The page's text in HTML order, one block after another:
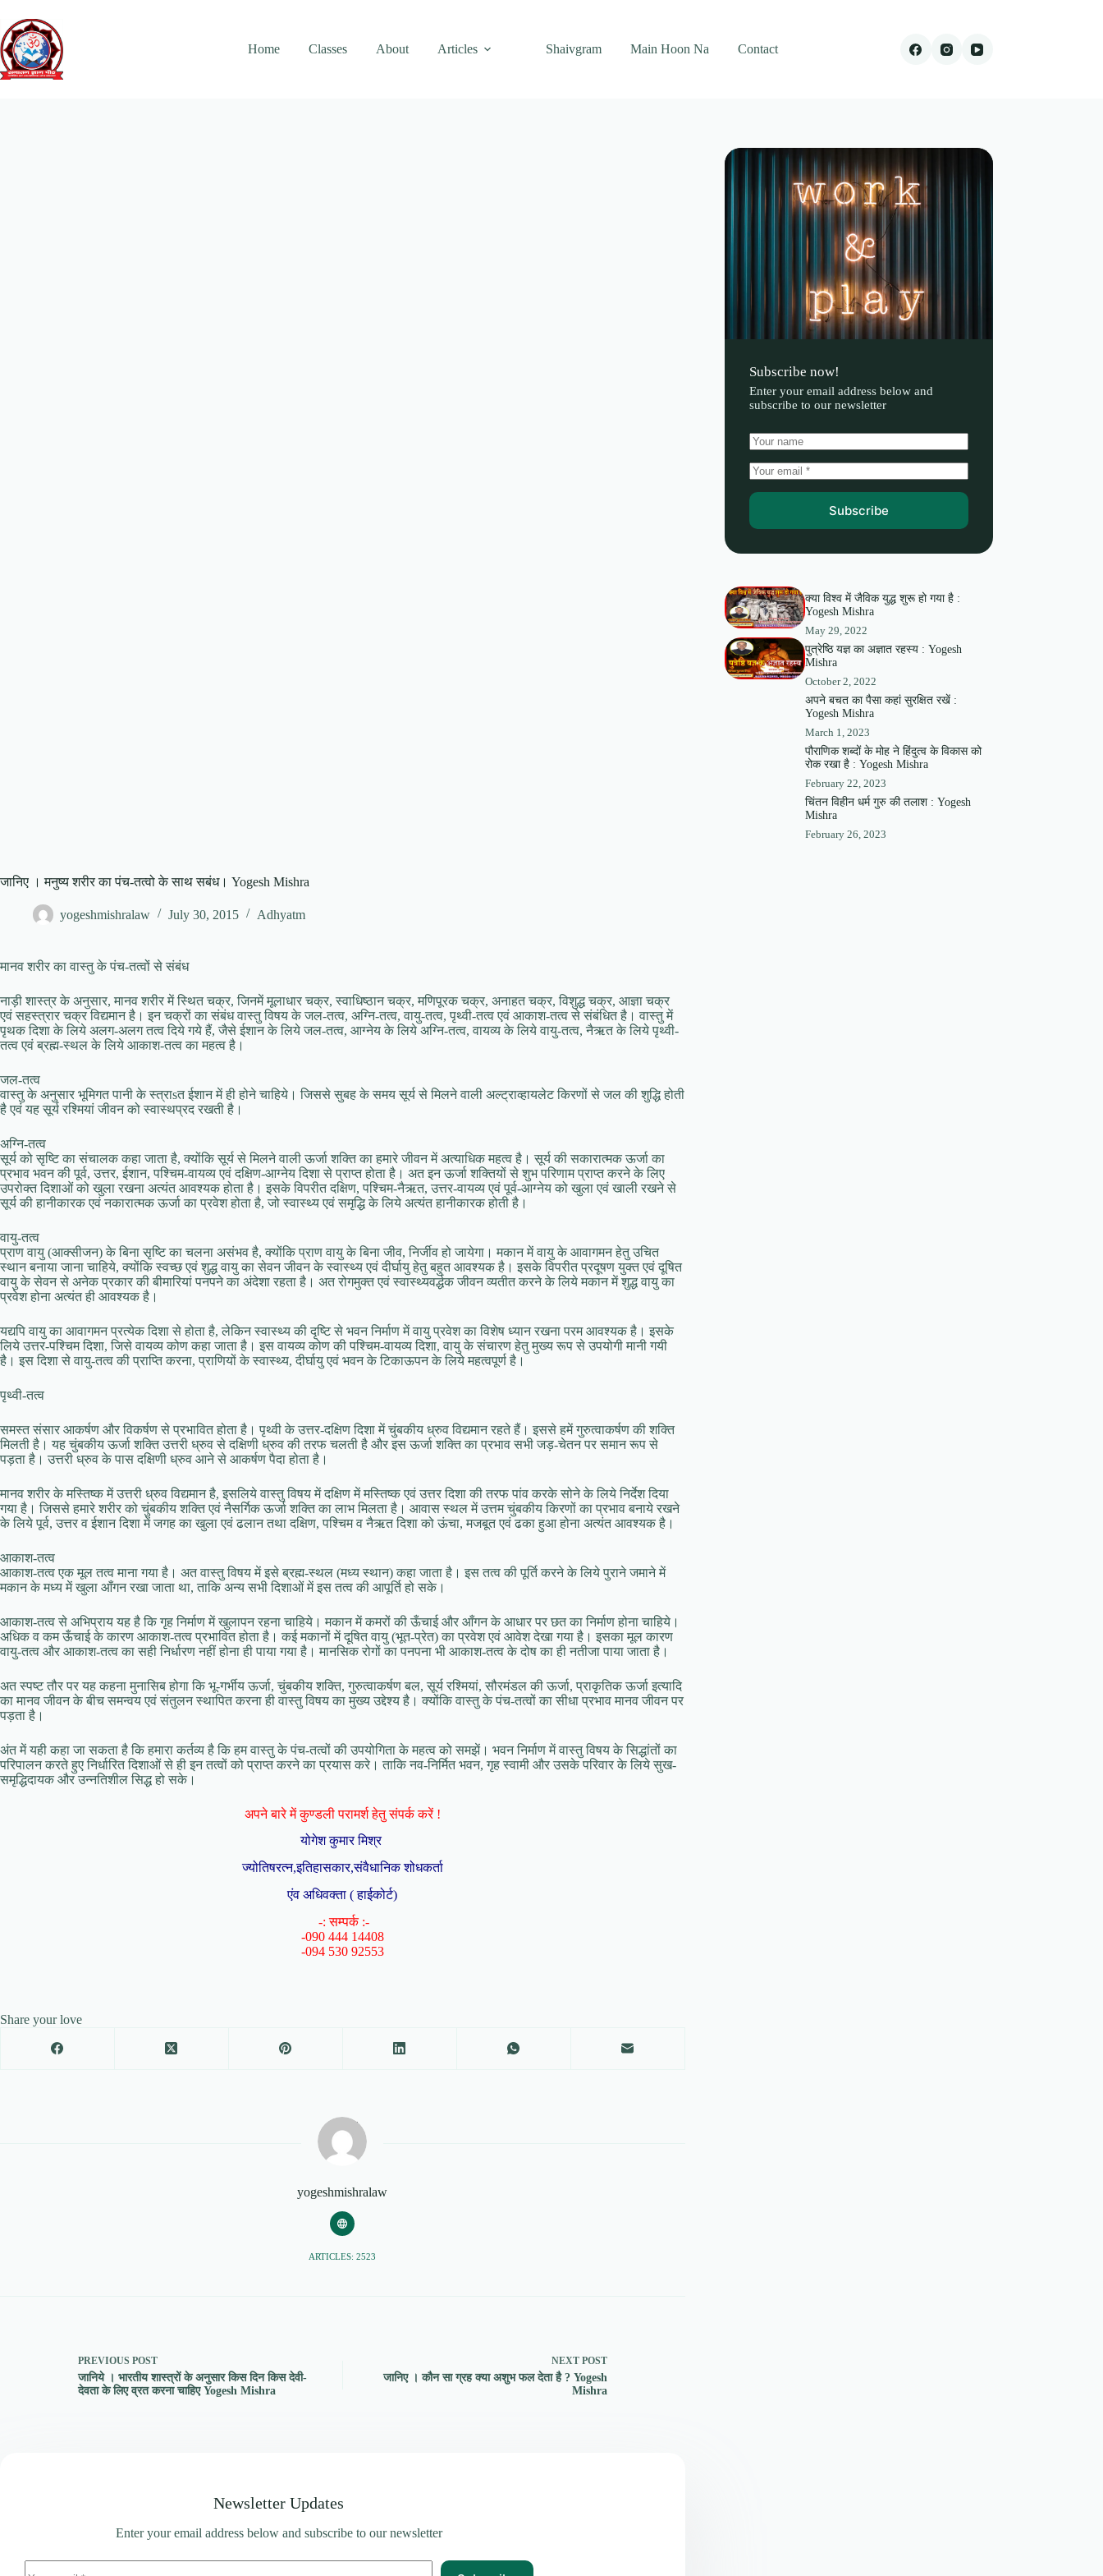
content
Home
Classes About Articles Shaivgram Main Hoon Na Contact
जानिए । मनुष्य शरीर का पंच-तत्वो के साथ सबंध। Yogesh Mishra
yogeshmishralaw July 30, 2015 Adhyatm
मानव शरीर का वास्तु के पंच-तत्वों से संबंध
नाड़ी शास्त्र के अनुसार, मानव शरीर में स्थित चक्र, जिनमें मूलाधार चक्र, स्वाधिष्ठान चक्र, मणिपूरक चक्र, अनाहत चक्र, विशुद्ध चक्र, आज्ञा चक्र
एवं सहस्त्रार चक्र विद्यमान है। इन चक्रों का संबंध वास्तु विषय के जल-तत्व, अग्नि-तत्व, वायु-तत्व, पृथ्वी-तत्व एवं आकाश-तत्व से संबंधित है। वास्तु में
पृथक दिशा के लिये अलग-अलग तत्व दिये गये हैं, जैसे ईशान के लिये जल-तत्व, आग्नेय के लिये अग्नि-तत्व, वायव्य के लिये वायु-तत्व, नैऋत के लिये पृथ्वी-
तत्व एवं ब्रह्म-स्थल के लिये आकाश-तत्व का महत्व है।
जल-तत्व
वास्तु के अनुसार भूमिगत पानी के स्त्राsत ईशान में ही होने चाहिये। जिससे सुबह के समय सूर्य से मिलने वाली अल्ट्राव्हायलेट किरणों से जल की शुद्धि होती
है एवं यह सूर्य रश्मियां जीवन को स्वास्थप्रद रखती है।
अग्नि-तत्व
सूर्य को सृष्टि का संचालक कहा जाता है, क्योंकि सूर्य से मिलने वाली ऊर्जा शक्ति का हमारे जीवन में अत्याधिक महत्व है। सूर्य की सकारात्मक ऊर्जा का
प्रभाव भवन की पूर्व, उत्तर, ईशान, पश्चिम-वायव्य एवं दक्षिण-आग्नेय दिशा से प्राप्त होता है। अत इन ऊर्जा शक्तियों से शुभ परिणाम प्राप्त करने के लिए
उपरोक्त दिशाओं को खुला रखना अत्यंत आवश्यक होता है। इसके विपरीत दक्षिण, पश्चिम-नैऋत, उत्तर-वायव्य एवं पूर्व-आग्नेय को खुला एवं खाली रखने से
सूर्य की हानीकारक एवं नकारात्मक ऊर्जा का प्रवेश होता है, जो स्वास्थ्य एवं समृद्धि के लिये अत्यंत हानीकारक होती है।
वायु-तत्व
प्राण वायु (आक्सीजन) के बिना सृष्टि का चलना असंभव है, क्योंकि प्राण वायु के बिना जीव, निर्जीव हो जायेगा। मकान में वायु के आवागमन हेतु उचित
स्थान बनाया जाना चाहिये, क्योंकि स्वच्छ एवं शुद्ध वायु का सेवन जीवन के स्वास्थ्य एवं दीर्घायु हेतु बहुत आवश्यक है। इसके विपरीत प्रदूषण युक्त एवं दूषित
वायु के सेवन से अनेक प्रकार की बीमारियां पनपने का अंदेशा रहता है। अत रोगमुक्त एवं स्वास्थ्यवर्द्धक जीवन व्यतीत करने के लिये मकान में शुद्ध वायु का
प्रवेश होना अत्यंत ही आवश्यक है।
यद्यपि वायु का आवागमन प्रत्येक दिशा से होता है, लेकिन स्वास्थ्य की दृष्टि से भवन निर्माण में वायु प्रवेश का विशेष ध्यान रखना परम आवश्यक है। इसके
लिये उत्तर-पश्चिम दिशा, जिसे वायव्य कोण कहा जाता है। इस वायव्य कोण की पश्चिम-वायव्य दिशा, वायु के संचारण हेतु मुख्य रूप से उपयोगी मानी गयी
है। इस दिशा से वायु-तत्व की प्राप्ति करना, प्राणियों के स्वास्थ्य, दीर्घायु एवं भवन के टिकाऊपन के लिये महत्वपूर्ण है।
पृथ्वी-तत्व
समस्त संसार आकर्षण और विकर्षण से प्रभावित होता है। पृथ्वी के उत्तर-दक्षिण दिशा में चुंबकीय ध्रुव विद्यमान रहते हैं। इससे हमें गुरुत्वाकर्षण की शक्ति
मिलती है। यह चुंबकीय ऊर्जा शक्ति उत्तरी ध्रुव से दक्षिणी ध्रुव की तरफ चलती है और इस ऊर्जा शक्ति का प्रभाव सभी जड़-चेतन पर समान रूप से
पड़ता है। उत्तरी ध्रुव के पास दक्षिणी ध्रुव आने से आकर्षण पैदा होता है।
मानव शरीर के मस्तिष्क में उत्तरी ध्रुव विद्यमान है, इसलिये वास्तु विषय में दक्षिण में मस्तिष्क एवं उत्तर दिशा की तरफ पांव करके सोने के लिये निर्देश दिया
गया है। जिससे हमारे शरीर को चुंबकीय शक्ति एवं नैसर्गिक ऊर्जा शक्ति का लाभ मिलता है। आवास स्थल में उत्तम चुंबकीय किरणों का प्रभाव बनाये रखने
के लिये पूर्व, उत्तर व ईशान दिशा में जगह का खुला एवं ढलान तथा दक्षिण, पश्चिम व नैऋत दिशा को ऊंचा, मजबूत एवं ढका हुआ होना अत्यंत आवश्यक है।
आकाश-तत्व
आकाश-तत्व एक मूल तत्व माना गया है। अत वास्तु विषय में इसे ब्रह्म-स्थल (मध्य स्थान) कहा जाता है। इस तत्व की पूर्ति करने के लिये पुराने जमाने में
मकान के मध्य में खुला आँगन रखा जाता था, ताकि अन्य सभी दिशाओं में इस तत्व की आपूर्ति हो सके।
आकाश-तत्व से अभिप्राय यह है कि गृह निर्माण में खुलापन रहना चाहिये। मकान में कमरों की ऊँचाई और आँगन के आधार पर छत का निर्माण होना चाहिये।
अधिक व कम ऊँचाई के कारण आकाश-तत्व प्रभावित होता है। कई मकानों में दूषित वायु (भूत-प्रेत) का प्रवेश एवं आवेश देखा गया है। इसका मूल कारण
वायु-तत्व और आकाश-तत्व का सही निर्धारण नहीं होना ही पाया गया है। मानसिक रोगों का पनपना भी आकाश-तत्व के दोष का ही नतीजा पाया जाता है।
अत स्पष्ट तौर पर यह कहना मुनासिब होगा कि भू-गर्भीय ऊर्जा, चुंबकीय शक्ति, गुरुत्वाकर्षण बल, सूर्य रश्मियां, सौरमंडल की ऊर्जा, प्राकृतिक ऊर्जा इत्यादि
का मानव जीवन के बीच समन्वय एवं संतुलन स्थापित करना ही वास्तु विषय का मुख्य उद्देश्य है। क्योंकि वास्तु के पंच-तत्वों का सीधा प्रभाव मानव जीवन पर
पड़ता है।
अंत में यही कहा जा सकता है कि हमारा कर्तव्य है कि हम वास्तु के पंच-तत्वों की उपयोगिता के महत्व को समझें। भवन निर्माण में वास्तु विषय के सिद्धांतों का
परिपालन करते हुए निर्धारित दिशाओं से ही इन तत्वों को प्राप्त करने का प्रयास करे। ताकि नव-निर्मित भवन, गृह स्वामी और उसके परिवार के लिये सुख-
समृद्धिदायक और उन्नतिशील सिद्ध हो सके।
अपने बारे में कुण्डली परामर्श हेतु संपर्क करें !
योगेश कुमार मिश्र
ज्योतिषरत्न,इतिहासकार,संवैधानिक शोधकर्ता
एंव अधिवक्ता ( हाईकोर्ट)
-: सम्पर्क :-
-090 444 14408
-094 530 92553
Share your love
yogeshmishralaw
ARTICLES: 2523
PREVIOUS POST
जानिये । भारतीय शास्त्रों के अनुसार किस दिन किस देवी-
देवता के लिए व्रत करना चाहिए Yogesh Mishra
NEXT POST
जानिए । कौन सा ग्रह क्या अशुभ फल देता है ? Yogesh
Mishra
Newsletter Updates
Enter your email address below and subscribe to our newsletter
Subscribe now!
Enter your email address below and
subscribe to our newsletter
Subscribe
क्या विश्व में जैविक युद्ध शुरू हो गया है :
Yogesh Mishra
May 29, 2022
पुत्रेष्ठि यज्ञ का अज्ञात रहस्य : Yogesh
Mishra
October 2, 2022
अपने बचत का पैसा कहां सुरक्षित रखें :
Yogesh Mishra
March 1, 2023
पौराणिक शब्दों के मोह ने हिंदुत्व के विकास को
रोक रखा है : Yogesh Mishra
February 22, 2023
चिंतन विहीन धर्म गुरु की तलाश : Yogesh
Mishra
February 26, 2023